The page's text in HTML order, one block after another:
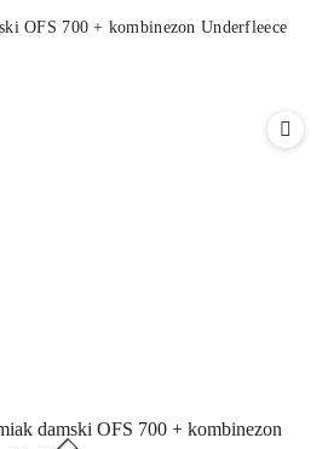
OFS 700 + kombinezon Underfleece